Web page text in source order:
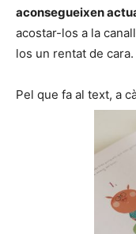
aconsegueixen
acostar-los a la
los un rentat de cara.
Pel que fa al text, a